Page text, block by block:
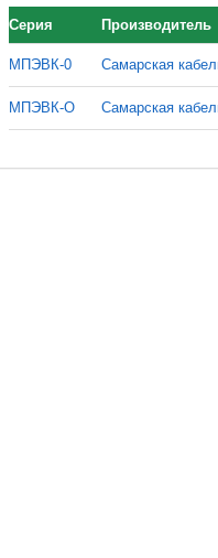
Серия Производитель
МПЭВК-0 Самарская
МПЭВК-О Самарская